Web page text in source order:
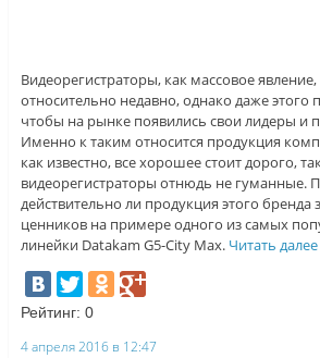
Видеорегистраторы, как массовое
относительно недавно, однако даже этого
чтобы на рынке появились свои лидеры и
Именно к таким относится продукция
как известно, все хорошее стоит дорого,
видеорегистраторы отнюдь не гуманные.
действительно ли продукция этого бренда
ценников на примере одного из самых
линейки Datakam G5-City Max. Читать далее
Рейтинг: 0
4 апреля 2016 в 12:47